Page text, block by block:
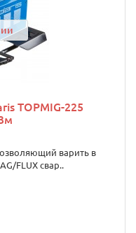
TOPMIG-225
варить в
FLUX свар..